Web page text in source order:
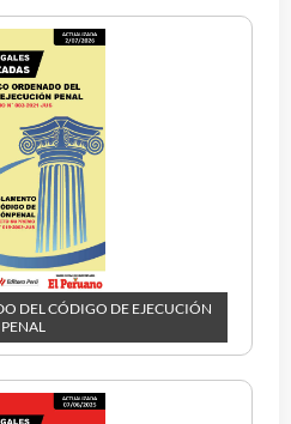
DEL CÓDIGO DE EJECUCIÓN
PENAL